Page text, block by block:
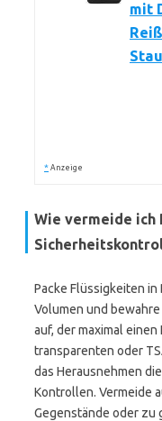
mit
* Anzeige
Wie vermeide ich
Packe Flüssigkeiten
Volumen und
auf, der maximal
transparenten oder
das Herausnehmen
Kontrollen. Vermeide
Gegenstände oder zu